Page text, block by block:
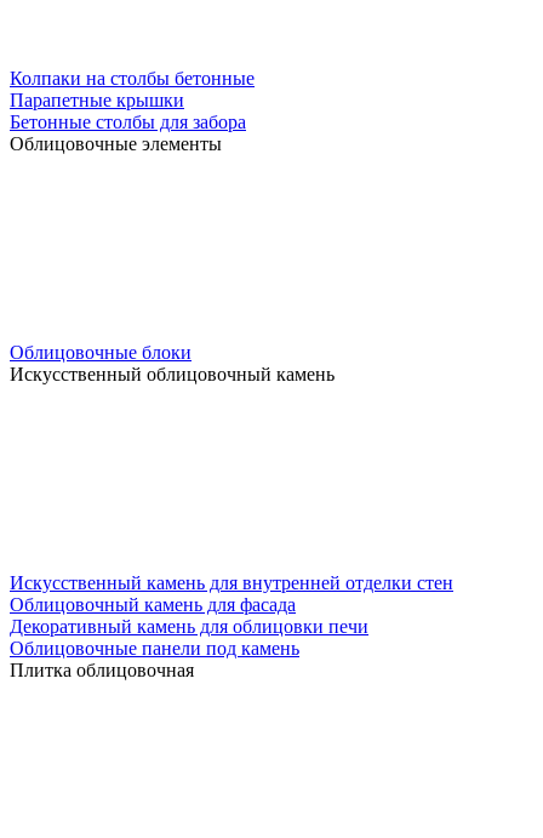
Колпаки на столбы бетонные
Парапетные крышки
Бетонные столбы для забора
Облицовочные элементы
Облицовочные блоки
Искусственный облицовочный камень
Искусственный камень для внутренней отделки стен
Облицовочный камень для фасада
Декоративный камень для облицовки печи
Облицовочные панели под камень
Плитка облицовочная